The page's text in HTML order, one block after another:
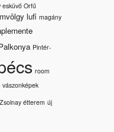
esküvő Orfű
lufi magány
Pintér-
room
vászonképek
Zsolnay étterem új